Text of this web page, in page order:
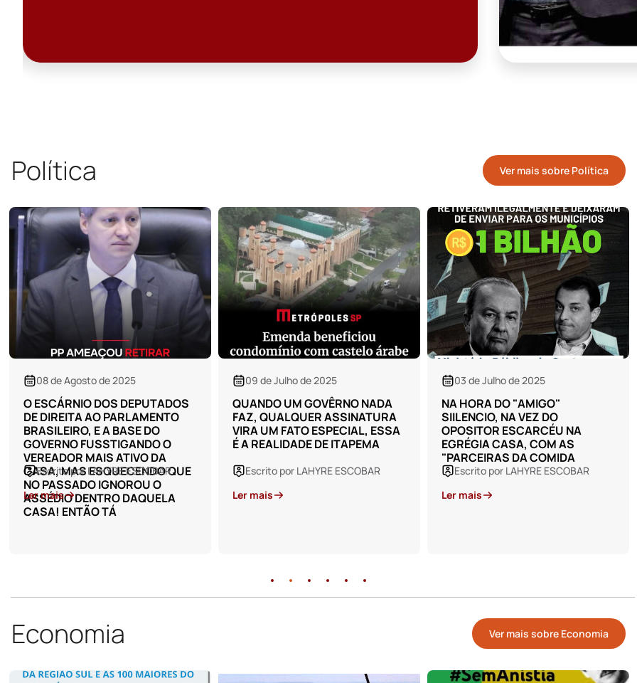
Política Ver mais sobre Política
09 de Julho de 2025
QUANDO UM GOVÊRNO NADA
FAZ, QUALQUER ASSINATURA
VIRA UM FATO ESPECIAL, ESSA
É A REALIDADE DE ITAPEMA
Escrito por LAHYRE ESCOBAR
Ler mais
03 de Julho de 2025
NA HORA DO "AMIGO"
SIILENCIO, NA VEZ DO
OPOSITOR ESCARCÉU NA
EGRÉGIA CASA, COM AS
Escrito por LAHYRE ESCOBAR
Ler mais
30 de Junho de 2025
O PREFEITO DA CIDADE
TENTANDO VENDER ALGO QUE
ELE NUNCA TEVE:
COMPETÊNCIA
Escrito por LAHYRE ESCOBAR
Ler mais
Economia Ver mais sobre Economia